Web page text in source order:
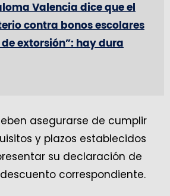
Valencia dice que el
contra bonos escolares
de extorsión”: hay dura
asegurarse de cumplir
y plazos establecidos
su declaración de
correspondiente.